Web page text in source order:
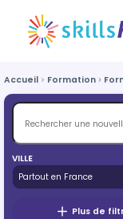
Accueil Formation
VILLE
Plus de